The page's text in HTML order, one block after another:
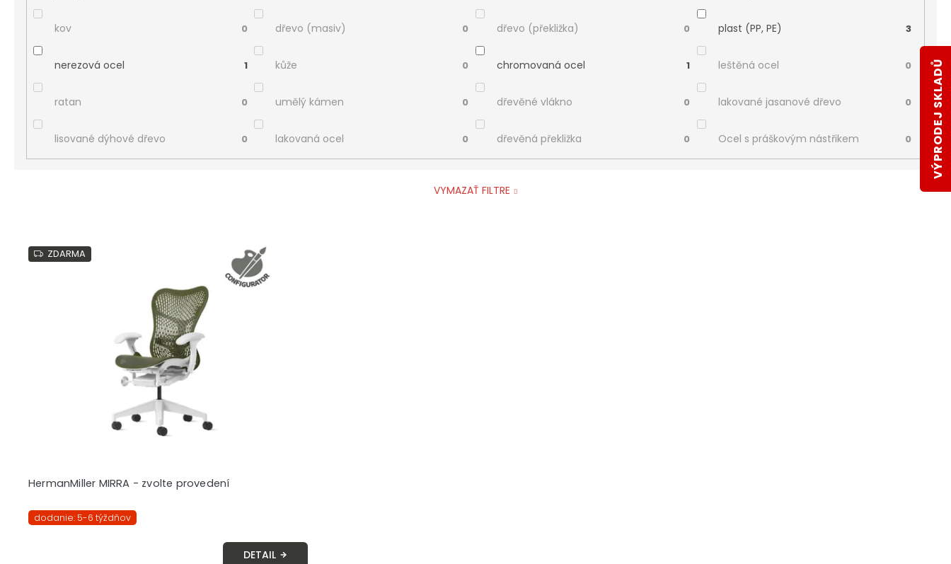
kov 0 dřevo (masiv) 0 dřevo (překližka) 0 plast (PP, PE) 3
nerezová ocel 1 kůže 0 chromovaná ocel 1 leštěná ocel 0
ratan 0 umělý kámen 0 dřevěné vlákno 0 lakované jasanové dřevo 0
lisované dýhové dřevo 0 lakovaná ocel 0 dřevěná překližka 0 Ocel s práškovým nástřikem 0
VYMAZAŤ FILTRE
ZDARMA
HermanMiller MIRRA - zvolte provedení
dodanie: 5-6 týždňov
DETAIL
VÝPRODEJ SKLADŮ